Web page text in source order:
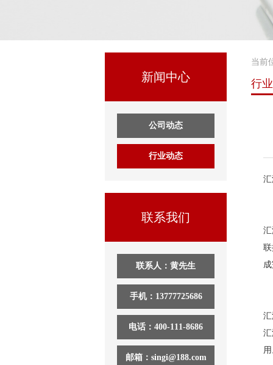
新闻中心
公司动态
行业动态
联系我们
联系人：黄先生
手机：13777725686
电话：400-111-8686
邮箱：singi@188.com
当前
行
用